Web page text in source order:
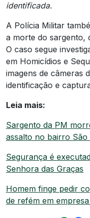
identificada.
A Polícia Militar
a morte do sargento,
O caso segue
em Homicídios e
imagens de câmeras
identificação e
Leia mais:
Sargento da PM
assalto no bairro São
Segurança é
Senhora das Graças
Homem finge pedir
de refém em